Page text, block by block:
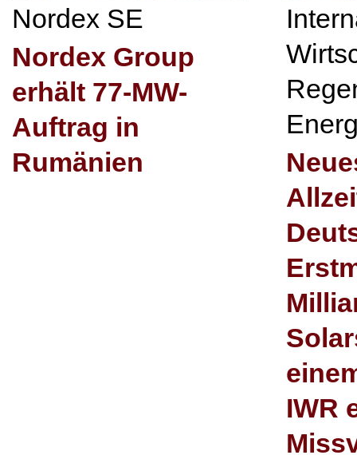
Nordex SE
Nordex Group
erhält 77-MW-
Auftrag in
Rumänien
IWR